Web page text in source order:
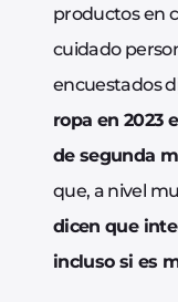
productos en
cuidado
encuestados
ropa en 2023
de segunda
que, a nivel
dicen que
incluso si es